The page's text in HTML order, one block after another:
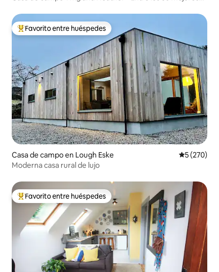
De los mejores en Favorito entre huéspedes
Favorito entre huéspedes
Casa de campo en Lough Eske
5 (270)
Moderna casa rural de lujo
De los mejores en Favorito entre huéspedes
Favorito entre huéspedes